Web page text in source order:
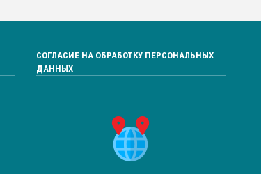
СОГЛАСИЕ НА ОБРАБОТКУ ПЕРСОНАЛЬНЫХ
ДАННЫХ